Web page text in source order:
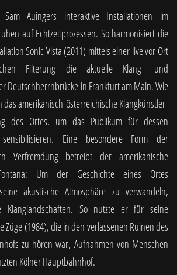
Auingers interaktive Installationen im
auf Echtzeitprozessen. So harmonisiert die
Sonic Vista (2011) mittels einer live vor Ort
Filterung die aktuelle Klang- und
Deutschherrnbrücke in Frankfurt am Main. Wie
das amerikanisch-österreichische Klangkünstler-
des Ortes, um das Publikum für dessen
Eine besondere Form der
Verfremdung betreibt der amerikanische
Um der Geschichte eines Ortes
akustische Atmosphäre zu verwandeln,
Klanglandschaften. So nutzte er für seine
Züge (1984), die in den verlassenen Ruinen des
zu hören war, Aufnahmen von Menschen
Kölner Hauptbahnhof.